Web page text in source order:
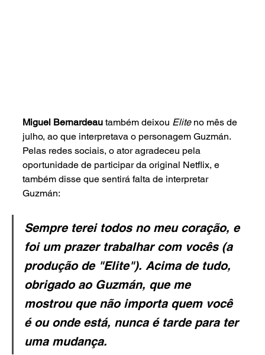
Miguel Bernardeau também deixou Elite no mês de
julho, ao que interpretava o personagem Guzmán.
Pelas redes sociais, o ator agradeceu pela
oportunidade de participar da original Netflix, e
também disse que sentirá falta de interpretar
Guzmán:
Sempre terei todos no meu coração, e
foi um prazer trabalhar com vocês (a
produção de "Elite"). Acima de tudo,
obrigado ao Guzmán, que me
mostrou que não importa quem você
é ou onde está, nunca é tarde para ter
uma mudança.